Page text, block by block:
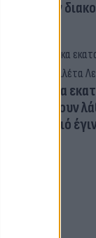
των
Δέκα
κάνουν
μαγιό